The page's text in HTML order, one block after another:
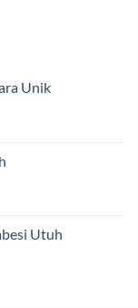
Unik
Utuh